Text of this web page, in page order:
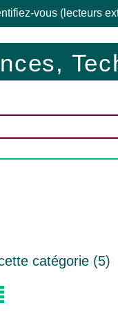
vous (lecteurs
catégorie (5)